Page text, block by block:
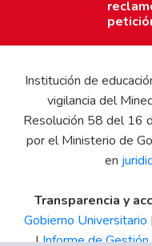
Institución de
vigilancia del
Resolución 58 del 16
por el Ministerio de
en
Transparencia y
Gobierno Universitario |
|Informe de Gestión